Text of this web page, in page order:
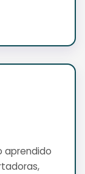
aprendido